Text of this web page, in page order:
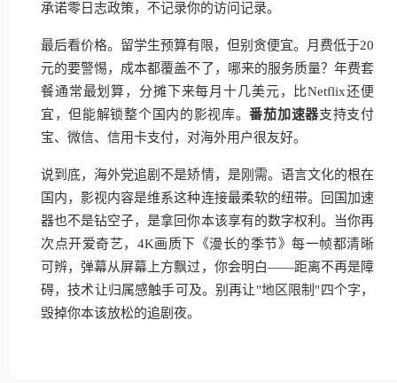
承诺零日志政策，不记录你的访问记录。
最后看价格。留学生预算有限，但别贪便宜。月费低于20
元的要警惕，成本都覆盖不了，哪来的服务质量？年费套
餐通常最划算，分摊下来每月十几美元，比Netflix还便
宜，但能解锁整个国内的影视库。番茄加速器支持支付
宝、微信、信用卡支付，对海外用户很友好。
说到底，海外党追剧不是矫情，是刚需。语言文化的根在
国内，影视内容是维系这种连接最柔软的纽带。回国加速
器也不是钻空子，是拿回你本该享有的数字权利。当你再
次点开爱奇艺，4K画质下《漫长的季节》每一帧都清晰
可辨，弹幕从屏幕上方飘过，你会明白——距离不再是障
碍，技术让归属感触手可及。别再让"地区限制"四个字，
毁掉你本该放松的追剧夜。